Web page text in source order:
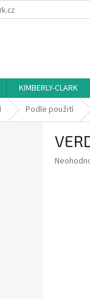
KIMBERLY-CLARK
Podle použití
Průměrné